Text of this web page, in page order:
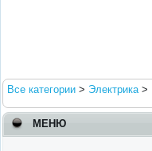
Все категории > Электрика>
МЕНЮ